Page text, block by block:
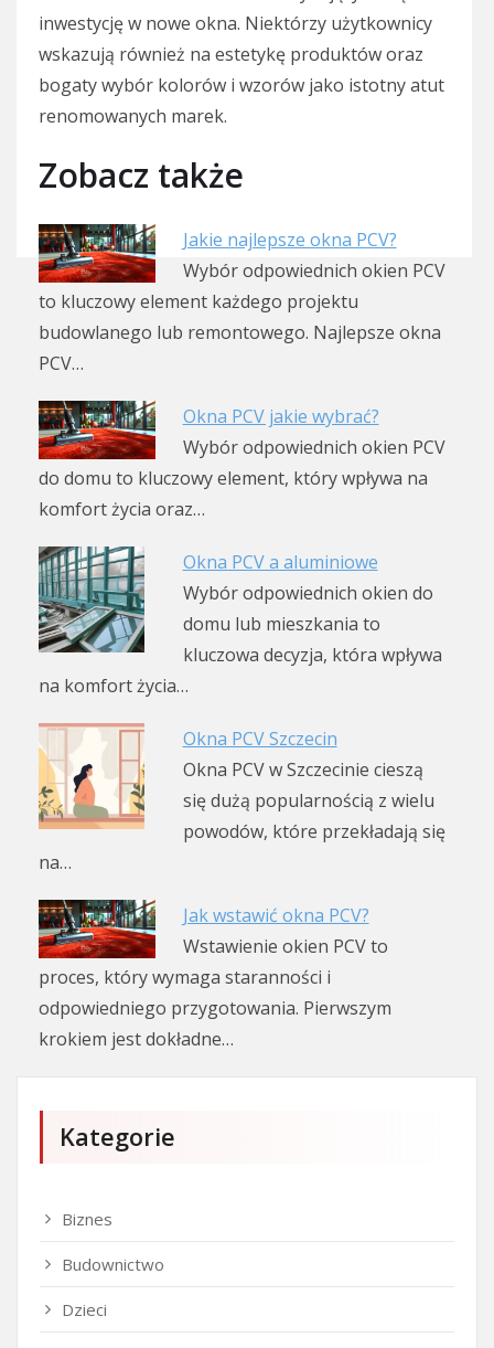
inwestycję w nowe okna. Niektórzy użytkownicy
wskazują również na estetykę produktów oraz
bogaty wybór kolorów i wzorów jako istotny atut
renomowanych marek.
Zobacz także
Jakie najlepsze okna PCV?
Wybór odpowiednich okien PCV
to kluczowy element każdego projektu
budowlanego lub remontowego. Najlepsze okna
PCV…
Okna PCV jakie wybrać?
Wybór odpowiednich okien PCV
do domu to kluczowy element, który wpływa na
komfort życia oraz…
Okna PCV a aluminiowe
Wybór odpowiednich okien do
domu lub mieszkania to
kluczowa decyzja, która wpływa
na komfort życia…
Okna PCV Szczecin
Okna PCV w Szczecinie cieszą
się dużą popularnością z wielu
powodów, które przekładają się
na…
Jak wstawić okna PCV?
Wstawienie okien PCV to
proces, który wymaga staranności i
odpowiedniego przygotowania. Pierwszym
krokiem jest dokładne…
Kategorie
Biznes
Budownictwo
Dzieci